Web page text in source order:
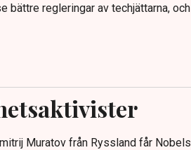
bättre regleringar av techjättarna, och
Muratov från Ryssland får Nobels